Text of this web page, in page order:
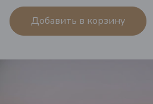
Добавить в корзину